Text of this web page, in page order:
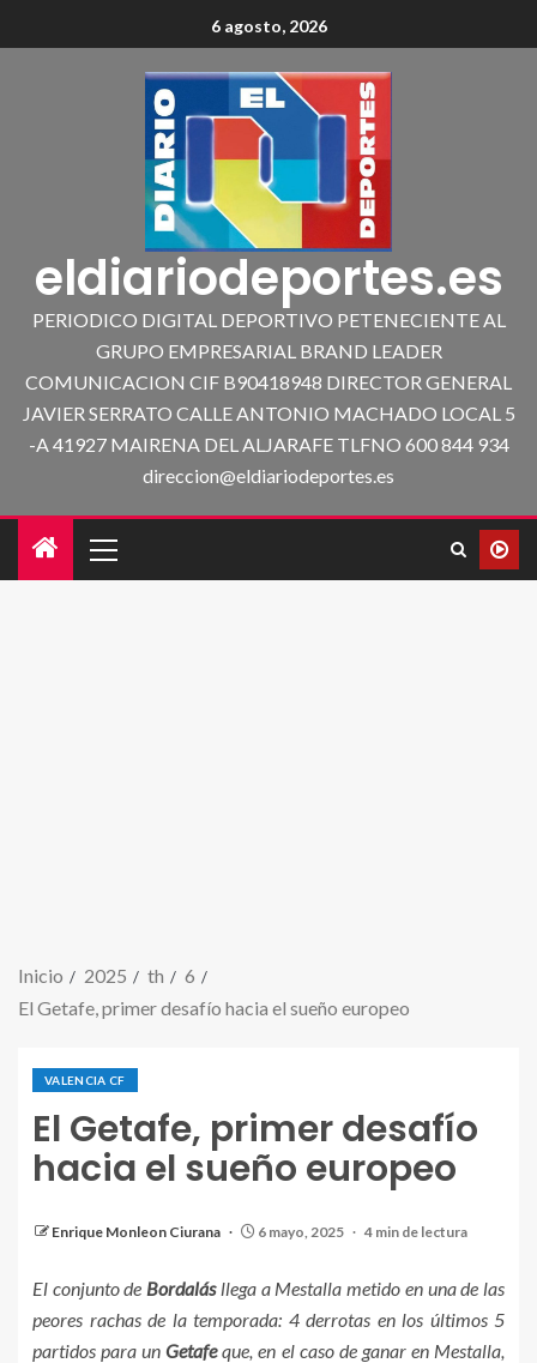
6 agosto, 2026
eldiariodeportes.es
PERIODICO DIGITAL DEPORTIVO PETENECIENTE AL
GRUPO EMPRESARIAL BRAND LEADER
COMUNICACION CIF B90418948 DIRECTOR GENERAL
JAVIER SERRATO CALLE ANTONIO MACHADO LOCAL 5
-A 41927 MAIRENA DEL ALJARAFE TLFNO 600 844 934
direccion@eldiariodeportes.es
Inicio 2025 th
6
El Getafe, primer desafío hacia el sueño europeo
VALENCIA CF
El Getafe, primer desafío
hacia el sueño europeo
Enrique Monleon Ciurana 6 mayo, 2025 4 min de lectura
Valencianos y madrileños empataron en la ida
El conjunto de Bordalásllega a Mestalla metido en una de las
peores rachas de la temporada: 4 derrotas en los últimos 5
partidos para unGetafeque, en el caso de ganar en Mestalla,